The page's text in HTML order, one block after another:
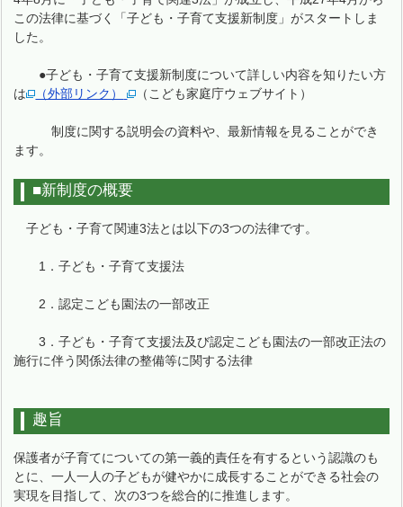
この法律に基づく「子ども・子育て支援新制度」がスタートしま
した。
●子ども・子育て支援新制度について詳しい内容を知りたい方
は
（外部リンク） （こども家庭庁ウェブサイト）
制度に関する説明会の資料や、最新情報を見ることができ
ます。
■新制度の概要
子ども・子育て関連3法とは以下の3つの法律です。
1．子ども・子育て支援法
2．認定こども園法の一部改正
3．子ども・子育て支援法及び認定こども園法の一部改正法の
施行に伴う関係法律の整備等に関する法律
趣旨
保護者が子育てについての第一義的責任を有するという認識のも
とに、一人一人の子どもが健やかに成長することができる社会の
実現を目指して、次の3つを総合的に推進します。